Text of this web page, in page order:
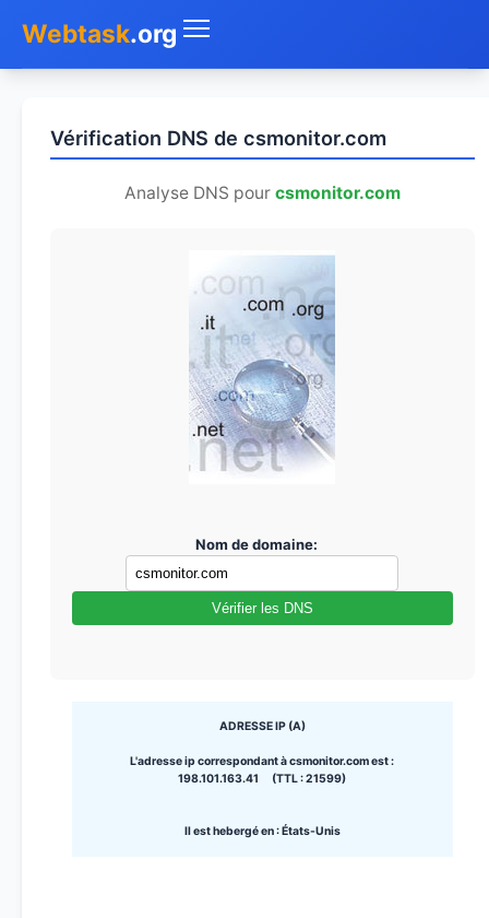
Webtask.org
Whois
Vérification DNS de csmonitor.com
Analyse DNS pour csmonitor.com
Nom de domaine:
Vérifier les DNS
ADRESSE IP (A)
L'adresse ip correspondant à csmonitor.com est :
198.101.163.41 (TTL : 21599)
Il est hebergé en : États-Unis